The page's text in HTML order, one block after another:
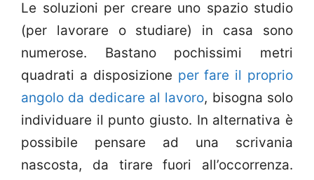
Le soluzioni per creare uno spazio studio
(per lavorare o studiare) in casa sono
numerose. Bastano pochissimi metri
quadrati a disposizione per fare il proprio
angolo da dedicare al lavoro, bisogna solo
individuare il punto giusto. In alternativa è
possibile pensare ad una scrivania
nascosta, da tirare fuori all’occorrenza.